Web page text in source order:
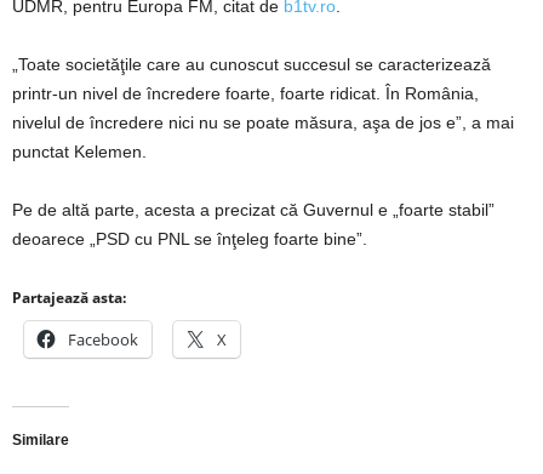
UDMR, pentru Europa FM, citat de b1tv.ro.
„Toate societăţile care au cunoscut succesul se caracterizează
printr-un nivel de încredere foarte, foarte ridicat. În România,
nivelul de încredere nici nu se poate măsura, aşa de jos e”, a mai
punctat Kelemen.
Pe de altă parte, acesta a precizat că Guvernul e „foarte stabil”
deoarece „PSD cu PNL se înţeleg foarte bine”.
Partajează asta:
Facebook X
Similare